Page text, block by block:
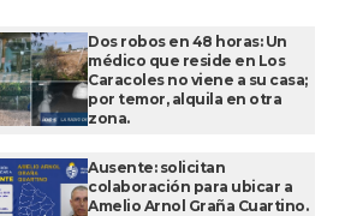
Dos robos en 48 horas: Un
médico que reside en Los
Caracoles no viene a su casa;
por temor, alquila en otra
zona.
Ausente: solicitan
colaboración para ubicar a
Amelio Arnol Graña Cuartino.